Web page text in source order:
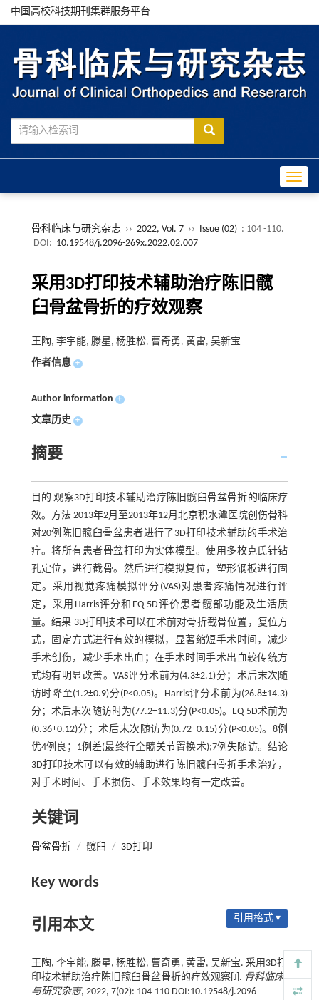
中国高校科技期刊集群服务平台
骨科临床与研究杂志 ›› 2022, Vol. 7 ›› Issue (02) : 104 -110.
DOI: 10.19548/j.2096-269x.2022.02.007
采用3D打印技术辅助治疗陈旧髋
臼骨盆骨折的疗效观察
王陶, 李宇能, 滕星, 杨胜松, 曹奇勇, 黄雷, 吴新宝
作者信息 +
Author information +
文章历史 +
摘要
目的 观察3D打印技术辅助治疗陈旧髋臼骨盆骨折的临床疗
效。方法 2013年2月至2013年12月北京积水潭医院创伤骨科
对20例陈旧髋臼骨盆患者进行了3D打印技术辅助的手术治
疗。将所有患者骨盆打印为实体模型。使用多枚克氏针钻
孔定位，进行截骨。然后进行模拟复位，塑形钢板进行固
定。采用视觉疼痛模拟评分(VAS)对患者疼痛情况进行评
定，采用Harris评分和EQ-5D评价患者髋部功能及生活质
量。结果 3D打印技术可以在术前对骨折截骨位置，复位方
式，固定方式进行有效的模拟，显著缩短手术时间，减少
手术创伤，减少手术出血；在手术时间手术出血较传统方
式均有明显改善。VAS评分术前为(4.3±2.1)分；术后末次随
访时降至(1.2±0.9)分(P<0.05)。Harris评分术前为(26.8±14.3)
分；术后末次随访时为(77.2±11.3)分(P<0.05)。EQ-5D术前为
(0.36±0.12)分；术后末次随访为(0.72±0.15)分(P<0.05)。8例
优4例良；1例差(最终行全髋关节置换术);7例失随访。结论
3D打印技术可以有效的辅助进行陈旧髋臼骨折手术治疗，
对手术时间、手术损伤、手术效果均有一定改善。
关键词
骨盆骨折 / 髋臼 / 3D打印
Key words
引用本文 引用格式 ▾
王陶, 李宇能, 滕星, 杨胜松, 曹奇勇, 黄雷, 吴新宝. 采用3D打
印技术辅助治疗陈旧髋臼骨盆骨折的疗效观察[J]. 骨科临床
与研究杂志, 2022, 7(02): 104-110 DOI:10.19548/j.2096-